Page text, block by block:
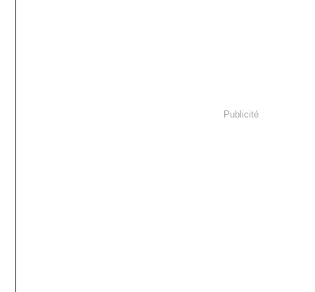
Publicité